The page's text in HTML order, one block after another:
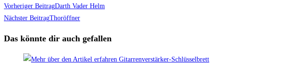
Weitere
Artikel
ansehen
Vorheriger BeitragDarth Vader Helm
Nächster BeitragThoröffner
Das könnte dir auch gefallen